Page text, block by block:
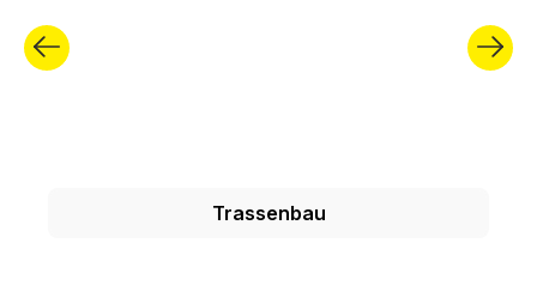
Trassenbau